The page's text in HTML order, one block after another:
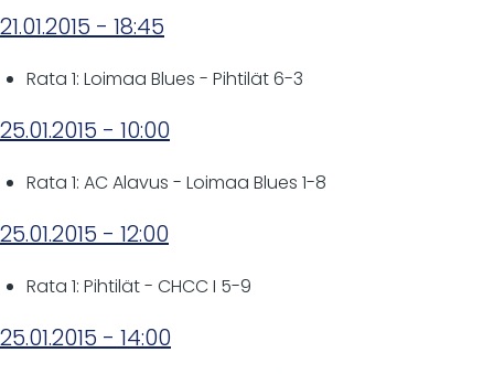
21.01.2015 - 18:45
Rata 1: Loimaa Blues - Pihtilät 6-3
25.01.2015 - 10:00
Rata 1: AC Alavus - Loimaa Blues 1-8
25.01.2015 - 12:00
Rata 1: Pihtilät - CHCC I 5-9
25.01.2015 - 14:00